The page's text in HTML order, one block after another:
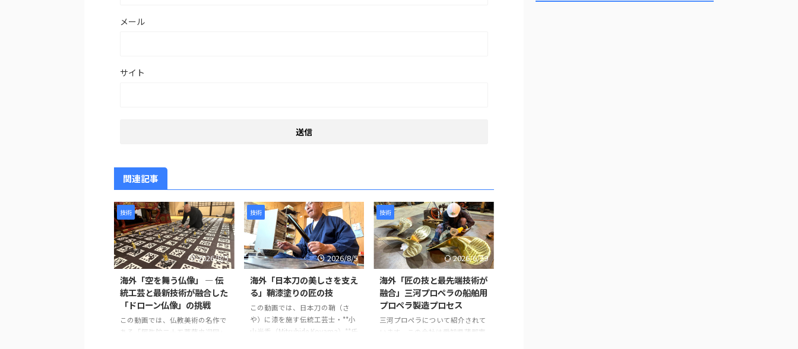
メール
サイト
関連記事
技術
2026/8/5
海外「空を舞う仏像」 ― 伝
統工芸と最新技術が融合した
「ドローン仏像」の挑戦
この動画では、仏教美術の名作で
ある「阿弥陀二十五菩薩来迎図」
技術
2026/8/5
海外「日本刀の美しさを支え
る」鞘漆塗りの匠の技
この動画では、日本刀の鞘（さ
や）に漆を施す伝統工芸士・**小
山光秀（Mitsuhide Koyama）**氏
技術
2026/6/29
海外「匠の技と最先端技術が
融合」三河プロペラの船舶用
プロペラ製造プロセス
三河プロペラについて紹介されて
います。この会社は愛知県蒲郡市